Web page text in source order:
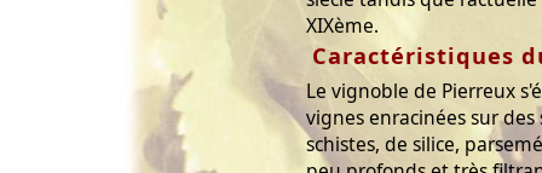
XIXème.
Caractéristiques
Le vignoble de Pierreux
vignes enracinées sur
schistes, de silice,